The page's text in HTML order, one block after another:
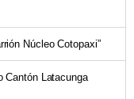
Núcleo Cotopaxi”
Cantón Latacunga